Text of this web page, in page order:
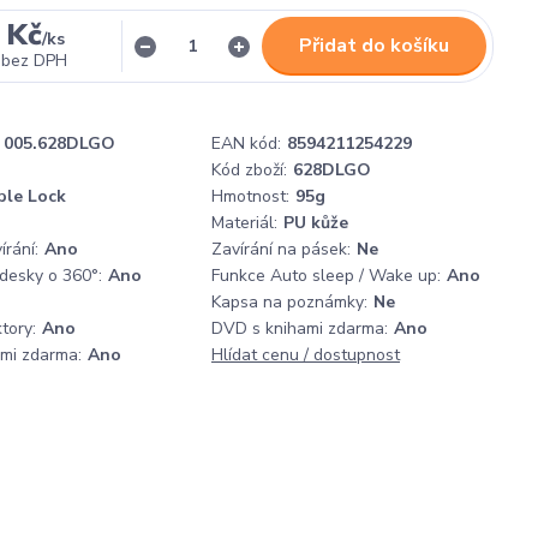
/ks
bez DPH
Přidat do košíku
005.628DLGO EAN kód: 8594211254229
Kód zboží: 628DLGO
Lock
Hmotnost: 95g
Materiál: PU kůže
Ano Zavírání na pásek: Ne
o 360°: Ano Funkce Auto sleep / Wake up: Ano
Kapsa na poznámky: Ne
Ano DVD s knihami zdarma: Ano
zdarma: Ano Hlídat cenu / dostupnost